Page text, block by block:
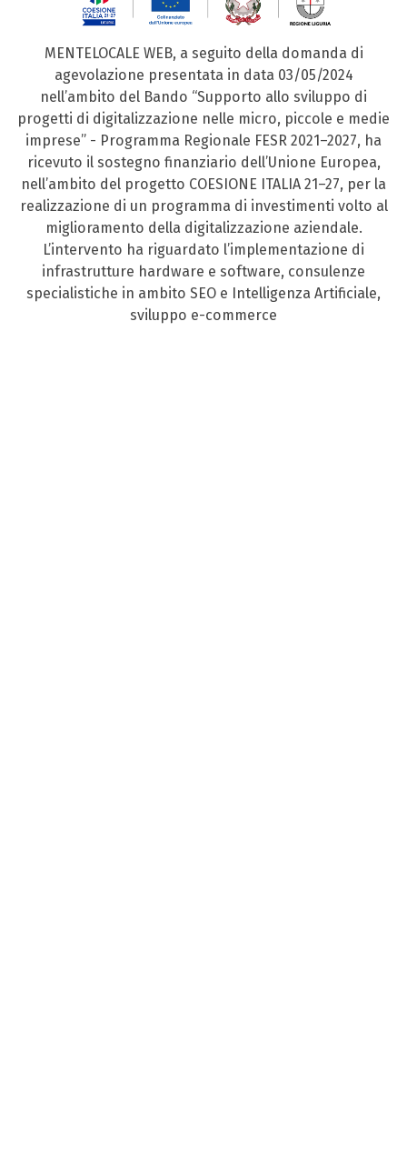
MENTELOCALE WEB, a seguito della domanda di
agevolazione presentata in data 03/05/2024
nell’ambito del Bando “Supporto allo sviluppo di
progetti di digitalizzazione nelle micro, piccole e medie
imprese” - Programma Regionale FESR 2021–2027, ha
ricevuto il sostegno finanziario dell’Unione Europea,
nell’ambito del progetto COESIONE ITALIA 21–27, per la
realizzazione di un programma di investimenti volto al
miglioramento della digitalizzazione aziendale.
L’intervento ha riguardato l’implementazione di
infrastrutture hardware e software, consulenze
specialistiche in ambito SEO e Intelligenza Artificiale,
sviluppo e-commerce